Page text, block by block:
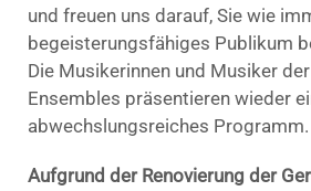
und freuen uns darauf, Sie wie
begeisterungsfähiges Publikum
Die Musikerinnen und Musiker
Ensembles präsentieren wieder
abwechslungsreiches Programm.
Aufgrund der Renovierung der